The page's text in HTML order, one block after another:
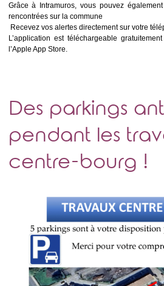
Grâce à Intramuros, vous pouvez
rencontrées sur la commune
Recevez vos alertes directement sur votre
L’application est téléchargeable
l’Apple App Store.
Des parkings
pendant les
centre-bourg !